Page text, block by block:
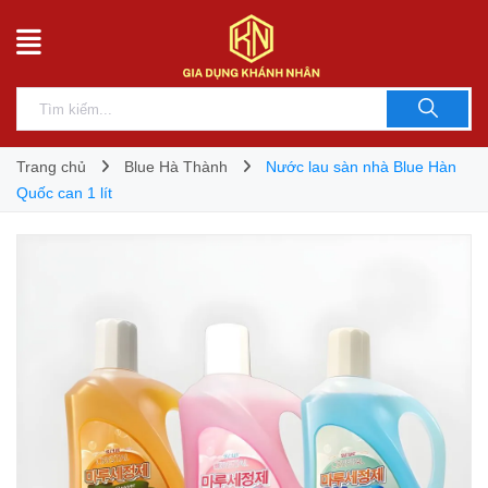
Trang chủ Blue Hà Thành
Nước lau sàn nhà Blue Hàn
Quốc can 1 lít